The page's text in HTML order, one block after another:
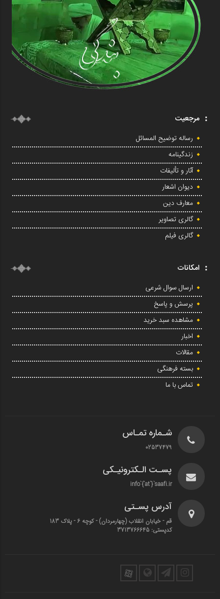
مرجعیت
رساله توضیح المسائل
زندگینامه
آثار و تألیفات
دیوان اشعار
معارف دین
گالری تصاویر
گالری فیلم
امکانات
ارسال سوال شرعی
پرسش و پاسخ
مشاهده سبد خرید
اخبار
مقالات
بسته فرهنگی
تماس با ما
شـماره تمـاس
02537479
پسـت الـکترونیـکی
info`{`at`}`saafi.ir
آدرس پسـتی
قم - خیابان انقلاب (چهارمردان)‌ - کوچه 6 - پلاک 183
کدپستی: 3713766645